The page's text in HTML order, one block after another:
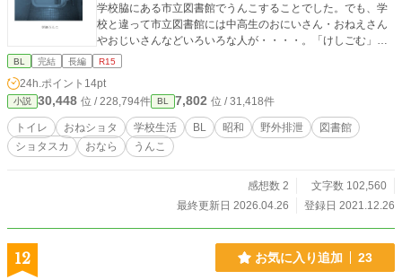
学校脇にある市立図書館でうんこすることでした。でも、学
校と違って市立図書館には中高生のおにいさん・おねえさん
やおじいさんなどいろいろな人が・・・・。「けしごむ」さ
んからいただいたイラスト入り。
BL 完結 長編 R15
24h.ポイント 14pt
小説 30,448 位 / 228,794件 BL 7,802 位 / 31,418件
トイレ おねショタ 学校生活 BL 昭和 野外排泄
図書館
ショタスカ
おなら うんこ
感想数 2
文字数 102,560
最終更新日 2026.04.26
登録日 2021.12.26
12 お気に入り追加 23